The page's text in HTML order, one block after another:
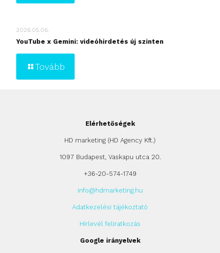
2026.05.06.
YouTube x Gemini: videóhirdetés új szinten
Tovább
Elérhetőségek
HD marketing (HD Agency Kft.)
1097 Budapest, Vaskapu utca 20.
+36-20-574-1749
info@hdmarketing.hu
Adatkezelési tájékoztató
Hírlevél feliratkozás
Google irányelvek